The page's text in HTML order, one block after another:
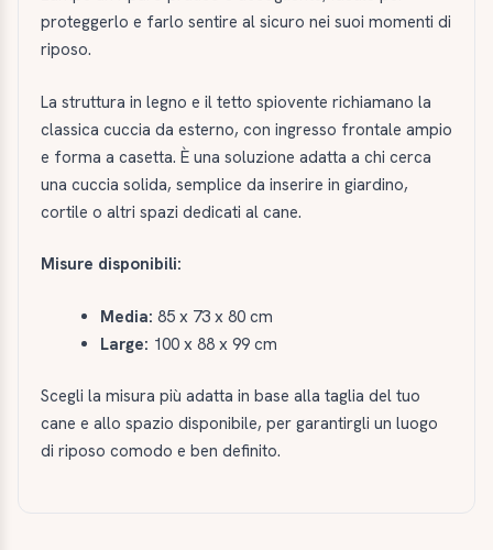
proteggerlo e farlo sentire al sicuro nei suoi momenti di
riposo.
La struttura in legno e il tetto spiovente richiamano la
classica cuccia da esterno, con ingresso frontale ampio
e forma a casetta. È una soluzione adatta a chi cerca
una cuccia solida, semplice da inserire in giardino,
cortile o altri spazi dedicati al cane.
Misure disponibili:
Media: 85 x 73 x 80 cm
Large: 100 x 88 x 99 cm
Scegli la misura più adatta in base alla taglia del tuo
cane e allo spazio disponibile, per garantirgli un luogo
di riposo comodo e ben definito.